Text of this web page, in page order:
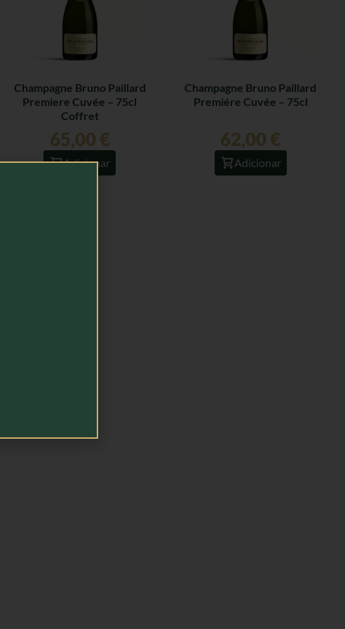
Champagne Bruno Paillard
Premiere Cuvée – 75cl
Coffret
65,00 €
Adicionar
Champagne Bruno Paillard
Premiére Cuvée – 75cl
62,00 €
Adicionar